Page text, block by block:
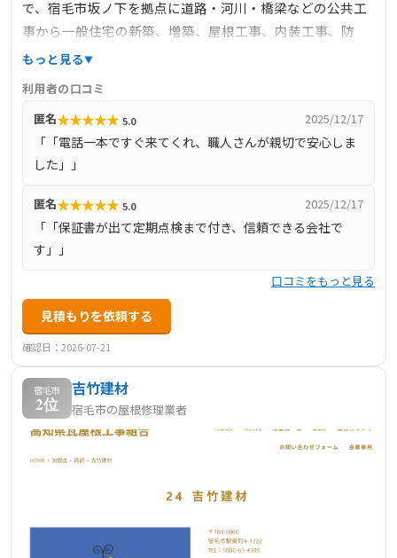
で、宿毛市坂ノ下を拠点に道路・河川・橋梁などの公共工
事から一般住宅の新築、増築、屋根工事、内装工事、防
水、太陽光発電工事まで幅広く手掛けています。建設業許
専門技術者を擁する体制で、重機オペレーターや土木・管
工事にも対応可能です。地元密着で地域のインフラ整備に
貢献しており、工事の品質・安全管理体制が整備されてい
ます。
もっと見る
利用者の口コミ
匿名★★★★★ 5.0 2025/12/17
「「電話一本ですぐ来てくれ、職人さんが親切で安心しま
した」」
匿名★★★★★ 5.0 2025/12/17
「「保証書が出て定期点検まで付き、信頼できる会社で
す」」
口コミをもっと見る
見積もりを依頼する
確認日：2026-07-21
宿毛市
2位
吉竹建材
宿毛市の屋根修理業者